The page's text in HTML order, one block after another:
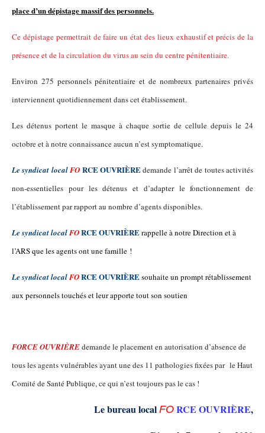
place d’un dépistage massif des personnels.
Ce dépistage permettrait de faire un état des lieux exhaustif et précis de la
présence et de la circulation du virus au sein du centre pénitentiaire.
Environ 275 personnelspénitentiaire et de nombreux partenaires privés
interviennentquotidiennementdans cet établissement.
Les détenus portent le masque à chaque sortie de cellule depuis le 24
octobre et à notre connaissance aucun n’est symptomatique.
Le syndicat localFO RCE OUVRIÈREdemande l’arrêt de toutes activités
non-essentielles pour les détenus et d’adapter le fonctionnement de
l’établissement par rapport au nombre d’agents disponibles.
Le syndicatlocalFORCE OUVRIÈRErappelle à notre Direction et à
l’ARS que les agents ont une famille !
Le syndicatlocalFORCE OUVRIÈREsouhaite un prompt rétablissement
aux personnels touchés et leur apporte tout son soutien
FORCE OUVRIÈREdemande le placement en autorisation d’absence de
tousles agents vulnérables ayant une des 11 pathologies fixées par le Haut
Comité de Santé Publique, ce qui n’est toujours pas le cas !
Le bureau local FO RCE OUVRIÈRE,